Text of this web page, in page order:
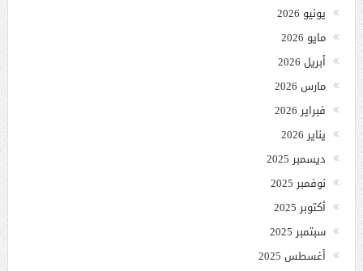
يونيو 2026
مايو 2026
أبريل 2026
مارس 2026
فبراير 2026
يناير 2026
ديسمبر 2025
نوفمبر 2025
أكتوبر 2025
سبتمبر 2025
أغسطس 2025